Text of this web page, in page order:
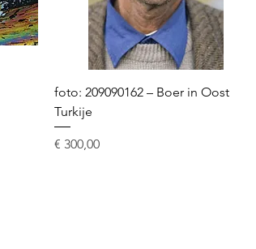
foto: 209090162 – Boer in Oost
Turkije
Prijs
€ 300,00